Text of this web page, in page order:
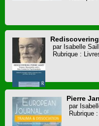
par Isabelle
Rubrique :
Pierre
par
Rubrique